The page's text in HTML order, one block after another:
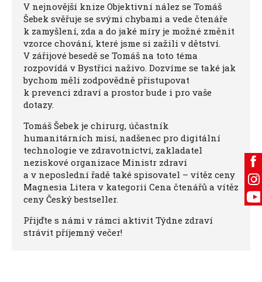
V nejnovější knize Objektivní nález se Tomáš
Šebek svěřuje se svými chybami a vede čtenáře
k zamyšlení, zda a do jaké míry je možné změnit
vzorce chování, které jsme si zažili v dětství.
V zářijové besedě se Tomáš na toto téma
rozpovídá v Bystřici naživo. Dozvíme se také jak
bychom měli zodpovědně přistupovat
k prevenci zdraví a prostor bude i pro vaše
dotazy.
Tomáš Šebek je chirurg, účastník
humanitárních misí, nadšenec pro digitální
technologie ve zdravotnictví, zakladatel
neziskové organizace Ministr zdraví
a v neposlední řadě také spisovatel – vítěz ceny
Magnesia Litera v kategorii Cena čtenářů a vítěz
ceny Český bestseller.
Přijďte s námi v rámci aktivit Týdne zdraví
strávit příjemný večer!